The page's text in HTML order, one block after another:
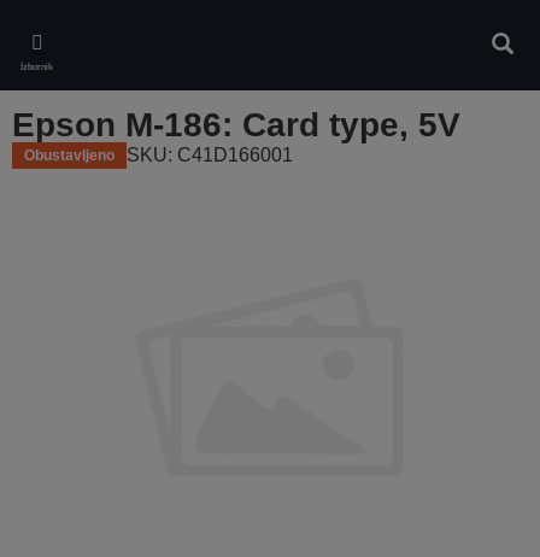
main
content
Izbornik
Epson M-186: Card type, 5V
Obustavljeno SKU: C41D166001